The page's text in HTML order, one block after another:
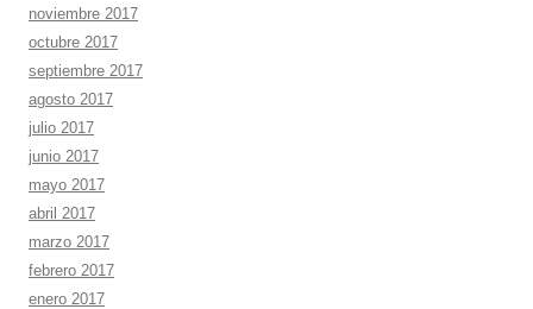
noviembre 2017
octubre 2017
septiembre 2017
agosto 2017
julio 2017
junio 2017
mayo 2017
abril 2017
marzo 2017
febrero 2017
enero 2017